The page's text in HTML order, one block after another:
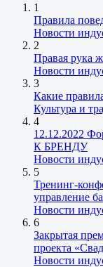
1
Правила
Новости
2
Правая рука
Новости
3
Какие
Культура и
4
12.12.2022
К БРЕНДУ
Новости
5
Тренинг-
управление
Новости
6
Закрытая
проекта
Новости